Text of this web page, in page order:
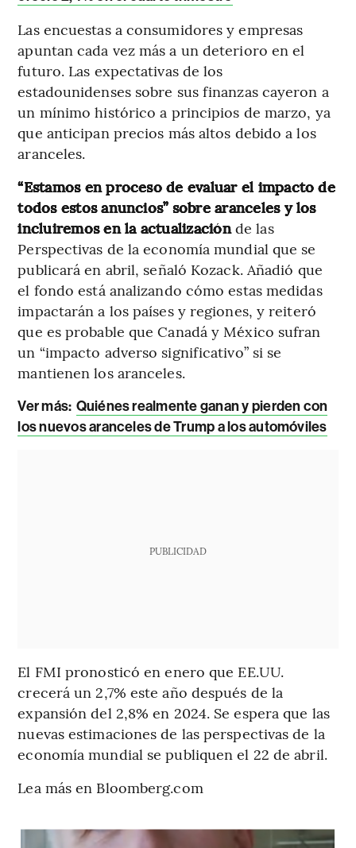
Las encuestas a consumidores y empresas
apuntan cada vez más a un deterioro en el
futuro. Las expectativas de los
estadounidenses sobre sus finanzas cayeron a
un mínimo histórico a principios de marzo, ya
que anticipan precios más altos debido a los
aranceles.
“Estamos en proceso de evaluar el impacto de
todos estos anuncios” sobre aranceles y los
incluiremos en la actualizaciónde las
Perspectivas de la economía mundial que se
publicará en abril, señaló Kozack. Añadió que
el fondo está analizando cómo estas medidas
impactarán a los países y regiones, y reiteró
que es probable que Canadá y México sufran
un “impacto adverso significativo” si se
mantienen los aranceles.
Ver más: Quiénes realmente ganan y pierden con
los nuevos aranceles de Trump a los automóviles
PUBLICIDAD
El FMI pronosticó en enero que EE.UU.
crecerá un 2,7% este año después de la
expansión del 2,8% en 2024. Se espera que las
nuevas estimaciones de las perspectivas de la
economía mundial se publiquen el 22 de abril.
Lea más en Bloomberg.com